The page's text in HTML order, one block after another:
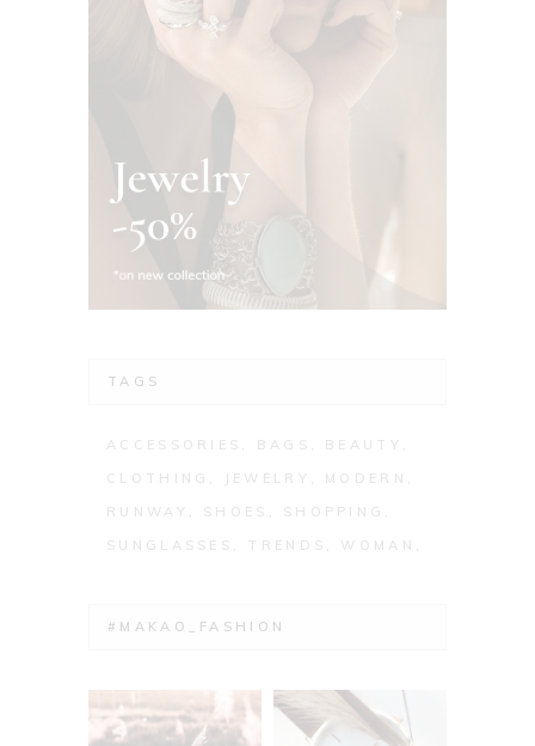
TAGS
ACCESSORIES BAGS
BEAUTY
CLOTHING
JEWELRY
MODERN
RUNWAY
SHOES
SHOPPING
SUNGLASSES
TRENDS WOMAN
#MAKAO_FASHION